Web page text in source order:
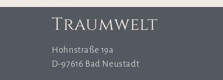
Traumwelt
Hohnstraße 19a
D-97616 Bad Neustadt